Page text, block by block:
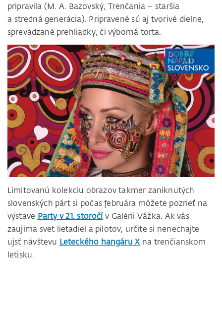
pripravila (M. A. Bazovský, Trenčania – staršia
a stredná generácia). Pripravené sú aj tvorivé dielne,
sprevádzané prehliadky, či výborná torta.
Limitovanú kolekciu obrazov takmer zaniknutých
slovenských párt si počas februára môžete pozrieť na
výstave Party v 21. storočív Galérii Vážka. Ak vás
zaujíma svet lietadiel a pilotov, určite si nenechajte
ujsť návštevu Leteckého hangáru X na trenčianskom
letisku.